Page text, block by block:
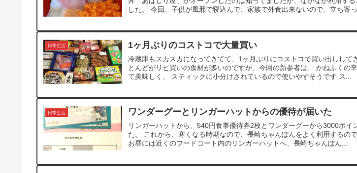
した。 今回、子供が風邪で寝込んで、家族で外食出来ないので、立ち寄っ
日常生活 1ヶ月ぶりのコストコで大量買い
冷蔵庫もスカスカになってきてて、1ヶ月ぶりにコストコで買い出しして
とんどがリピ買いの食材が多いのですが、今回の新参者は、 かねふくの
て美味しく、 スティックに小分けされているので使いやすそうです ス...
日常生活 ワンダーグーとリンガーハットからの優待が届いた
リンガーハットから、540円食事優待券2枚とワンダーグーから3000ポイ
た。 これから、寒くなる時期なので、長崎ちゃんぽんをよく利用するの
お昼には近くのフードコート内のリンガーハットへ、長崎ちゃんぽん...